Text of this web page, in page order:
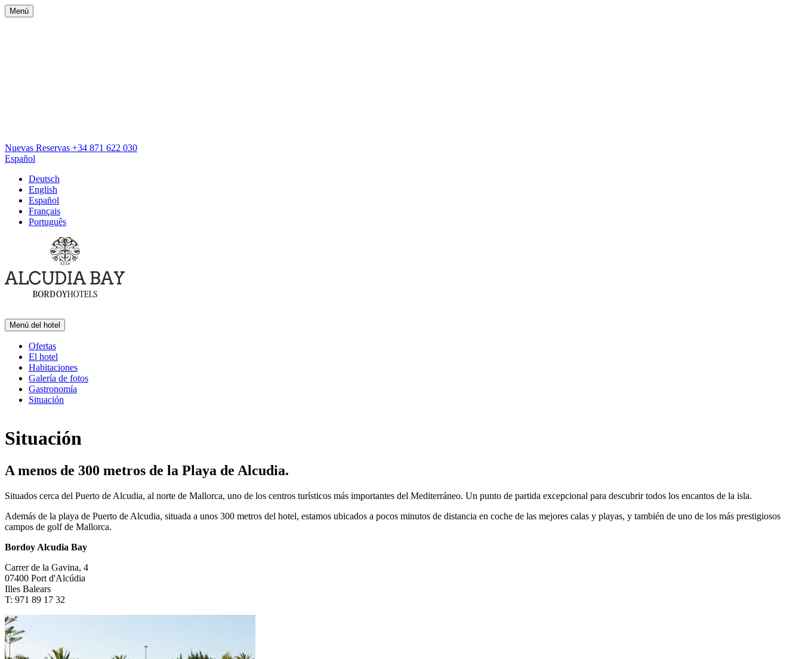
Menú
Nuevas Reservas +34 871 622 030
Español
Deutsch
English
Español
Français
Português
Menú del hotel
Ofertas
El hotel
Habitaciones
Galería de fotos
Gastronomía
Situación
Situación
A menos de 300 metros de la Playa de Alcudia.
Situados cerca del Puerto de Alcudia, al norte de Mallorca, uno de los centros turísticos más importantes del Mediterráneo. Un punto de partida excepcional para descubrir todos los encantos de la isla.
Además de la playa de Puerto de Alcudia, situada a unos 300 metros del hotel, estamos ubicados a pocos minutos de distancia en coche de las mejores calas y playas, y también de uno de los más prestigiosos
campos de golf de Mallorca.
Bordoy Alcudia Bay
Carrer de la Gavina, 4
07400 Port d'Alcúdia
Illes Balears
T: 971 89 17 32